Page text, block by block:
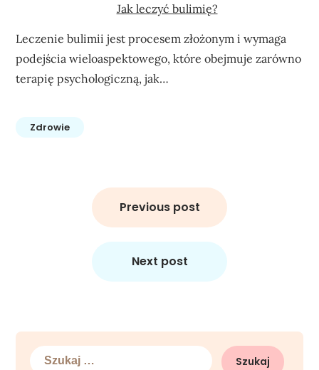
Jak leczyć bulimię?
Leczenie bulimii jest procesem złożonym i wymaga
podejścia wieloaspektowego, które obejmuje zarówno
terapię psychologiczną, jak…
Zdrowie
Previous post
Next post
Szukaj: